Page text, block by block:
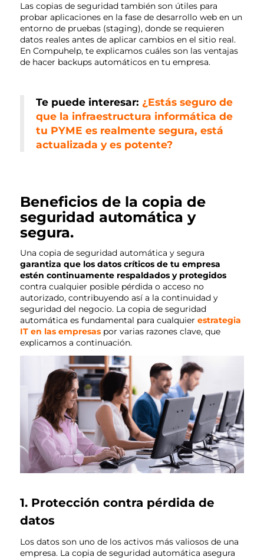
Las copias de seguridad también son útiles para
probar aplicaciones en la fase de desarrollo web en un
entorno de pruebas (staging), donde se requieren
datos reales antes de aplicar cambios en el sitio real.
En Compuhelp, te explicamos cuáles son las ventajas
de hacer backups automáticos en tu empresa.
Te puede interesar: ¿Estás seguro de
que la infraestructura informática de
tu PYME es realmente segura, está
actualizada y es potente?
Beneficios de la copia de
seguridad automática y
segura.
Una copia de seguridad automática y segura
garantiza que los datos críticos de tu empresa
estén continuamente respaldados y protegidos
contra cualquier posible pérdida o acceso no
autorizado, contribuyendo así a la continuidad y
seguridad del negocio. La copia de seguridad
automática es fundamental para cualquier estrategia
IT en las empresaspor varias razones clave, que
explicamos a continuación.
1. Protección contra pérdida de
datos
Los datos son uno de los activos más valiosos de una
empresa. La copia de seguridad automática asegura